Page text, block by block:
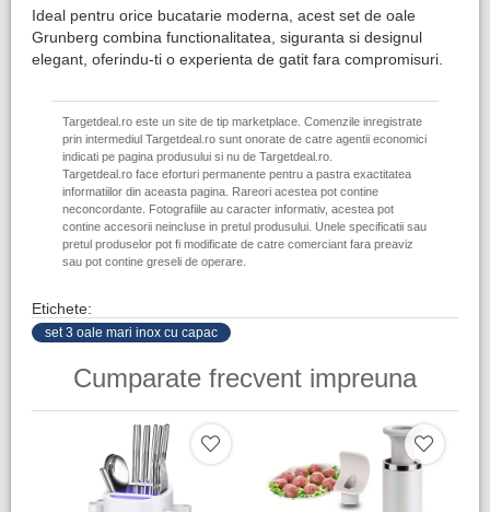
Ideal pentru orice bucatarie moderna, acest set de oale
Grunberg combina functionalitatea, siguranta si designul
elegant, oferindu-ti o experienta de gatit fara compromisuri.
Targetdeal.ro este un site de tip marketplace. Comenzile inregistrate
prin intermediul Targetdeal.ro sunt onorate de catre agentii economici
indicati pe pagina produsului si nu de Targetdeal.ro.
Targetdeal.ro face eforturi permanente pentru a pastra exactitatea
informatiilor din aceasta pagina. Rareori acestea pot contine
neconcordante. Fotografiile au caracter informativ, acestea pot
contine accesorii neincluse in pretul produsului. Unele specificatii sau
pretul produselor pot fi modificate de catre comerciant fara preaviz
sau pot contine greseli de operare.
Etichete:
set 3 oale mari inox cu capac
Cumparate frecvent impreuna